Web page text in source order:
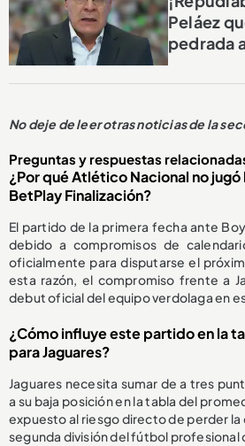
Peláez
pedrada
No deje de leer otras noticias de la
Preguntas y respuestas
¿Por qué Atlético Nacional no jugó
BetPlay Finalización?
El partido de la primera fecha ante
debido a compromisos de
oficialmente para disputarse el
esta razón, el compromiso frente a
debut oficial del equipo verdolaga en
¿Cómo influye este partido en la
para Jaguares?
Jaguares necesita sumar de a tres
a su baja posición en la tabla del
expuesto al riesgo directo de perder la
segunda división del fútbol profesional